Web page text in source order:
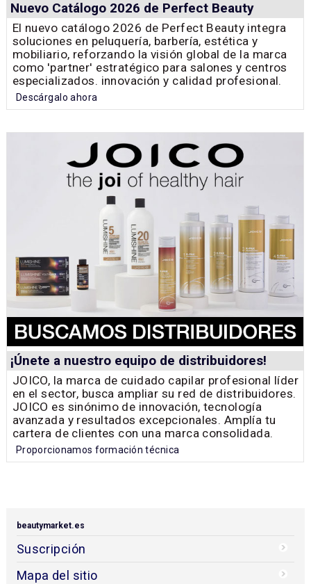
Nuevo Catálogo 2026 de Perfect Beauty
El nuevo catálogo 2026 de Perfect Beauty integra
soluciones en peluquería, barbería, estética y
mobiliario, reforzando la visión global de la marca
como 'partner' estratégico para salones y centros
especializados. innovación y calidad profesional.
Descárgalo ahora
¡Únete a nuestro equipo de distribuidores!
JOICO, la marca de cuidado capilar profesional líder
en el sector, busca ampliar su red de distribuidores.
JOICO es sinónimo de innovación, tecnología
avanzada y resultados excepcionales. Amplía tu
cartera de clientes con una marca consolidada.
Proporcionamos formación técnica
beautymarket.es
Suscripción
Mapa del sitio